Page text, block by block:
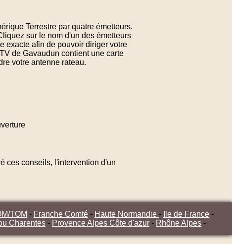
Terrestre par quatre émetteurs.
sur le nom d'un des émetteurs
exacte afin de pouvoir diriger votre
de Gavaudun contient une carte
votre antenne rateau.
ces conseils, l'intervention d'un
TOM - Franche Comté - Haute Normandie - Ile de France -
Charentes - Provence Alpes Côte d'azur - Rhône Alpes -